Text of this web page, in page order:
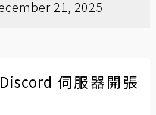
21, 2025
伺服器開張